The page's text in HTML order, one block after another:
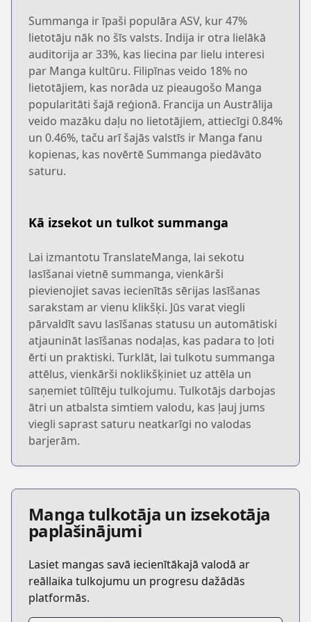
Summanga ir īpaši populāra ASV, kur 47%
lietotāju nāk no šīs valsts. Indija ir otra lielākā
auditorija ar 33%, kas liecina par lielu interesi
par Manga kultūru. Filipīnas veido 18% no
lietotājiem, kas norāda uz pieaugošo Manga
popularitāti šajā reģionā. Francija un Austrālija
veido mazāku daļu no lietotājiem, attiecīgi 0.84%
un 0.46%, taču arī šajās valstīs ir Manga fanu
kopienas, kas novērtē Summanga piedāvāto
saturu.
Kā izsekot un tulkot summanga
Lai izmantotu TranslateManga, lai sekotu
lasīšanai vietnē summanga, vienkārši
pievienojiet savas iecienītās sērijas lasīšanas
sarakstam ar vienu klikšķi. Jūs varat viegli
pārvaldīt savu lasīšanas statusu un automātiski
atjaunināt lasīšanas nodaļas, kas padara to ļoti
ērti un praktiski. Turklāt, lai tulkotu summanga
attēlus, vienkārši noklikšķiniet uz attēla un
saņemiet tūlītēju tulkojumu. Tulkotājs darbojas
ātri un atbalsta simtiem valodu, kas ļauj jums
viegli saprast saturu neatkarīgi no valodas
barjerām.
Manga tulkotāja un izsekotāja
paplašinājumi
Lasiet mangas savā iecienītākajā valodā ar
reāllaika tulkojumu un progresu dažādās
platformās.